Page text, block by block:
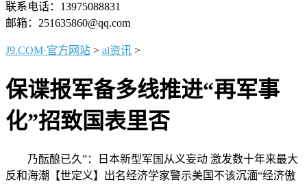
联系电话：13975088831
邮箱：251635860@qq.com
J9.COM·官方网站 > ai资讯 >
保谍报军备多线推进“再军事
化”招致国表里否
乃酝酿已久”：日本新型军国从义妄动 激发数十年来最大
反和海潮【世定义】出名经济学家警示美国不该沉湎“经济傲